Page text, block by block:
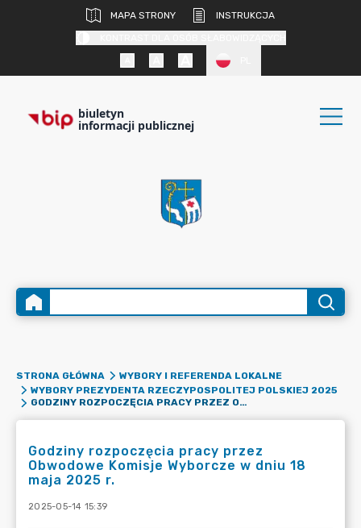
MAPA STRONY
INSTRUKCJA
biuletyn
informacji publicznej
STRONA GŁÓWNA
WYBORY I REFERENDA LOKALNE
WYBORY PREZYDENTA RZECZYPOSPOLITEJ POLSKIEJ 2025
GODZINY ROZPOCZĘCIA PRACY PRZEZ OBWODOWE KOMISJE WYBORCZE W DNIU 18 MAJA 2025 R.
Godziny rozpoczęcia pracy przez
Obwodowe Komisje Wyborcze w dniu 18
maja 2025 r.
2025-05-14 15:39